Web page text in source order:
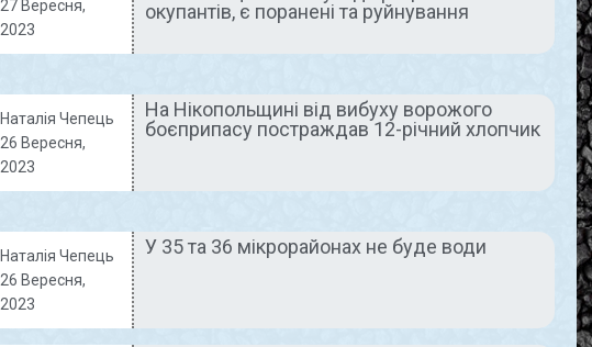
27 Вересня,
2023
окупантів, є поранені та руйнування
Наталія Чепець
26 Вересня,
2023
На Нікопольщині від вибуху ворожого
боєприпасу постраждав 12-річний хлопчик
Наталія Чепець
26 Вересня,
2023
У 35 та 36 мікрорайонах не буде води
29 Вересня, 2023
Коментарів немає
29 Вересня, 2023
ГЕРОЇ НАШОГО ЧАСУ
ДНІПРОПЕТРОВЩИНА